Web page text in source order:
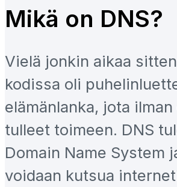
Mikä on DNS?
Vielä jonkin aikaa
kodissa oli
elämänlanka, jota ilman
tulleet toimeen. DNS
Domain Name System
voidaan kutsua